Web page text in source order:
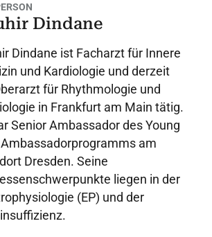
Dindane
Dindane ist Facharzt für Innere
und Kardiologie und derzeit
für Rhythmologie und
in Frankfurt am Main tätig.
Senior Ambassador des Young
Ambassadorprogramms am
Dresden. Seine
liegen in der
(EP) und der